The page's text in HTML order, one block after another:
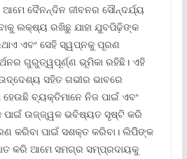
ଦୈନନ୍ଦିନ ଜୀବନର ସୌନ୍ଦର୍ଯ୍ୟ
ଲକ୍ଷ୍ୟ ରଖିଛୁ ଯାହା ଯୁବପିଢ଼ିଙ୍କ
ଏବଂ ସେହି ସ୍ୱପ୍ନକୁ ପୂରଣ
ଗୁରୁତ୍ୱପୂର୍ଣ୍ଣ ଭୂମିକା ରହିଛି। ଏହି
ସହିତ ଗଭୀର ଭାବରେ
ବ୍ୟକ୍ତିମାନେ ନିଜ ପାଇଁ ଏବଂ
ପାଇଁ ଉଜ୍ଜ୍ୱଳ ଭବିଷ୍ୟତ ସୃଷ୍ଟି କରି
କରିବା ପାଇଁ ସଶକ୍ତ କରିବା। ଲିପିିଙ୍କ
କରି ଆମେ ସମଗ୍ର ସମ୍ପ୍ରଦାୟକୁ